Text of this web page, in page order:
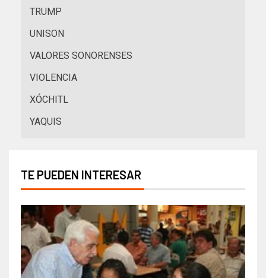
TRUMP
UNISON
VALORES SONORENSES
VIOLENCIA
XÓCHITL
YAQUIS
TE PUEDEN INTERESAR